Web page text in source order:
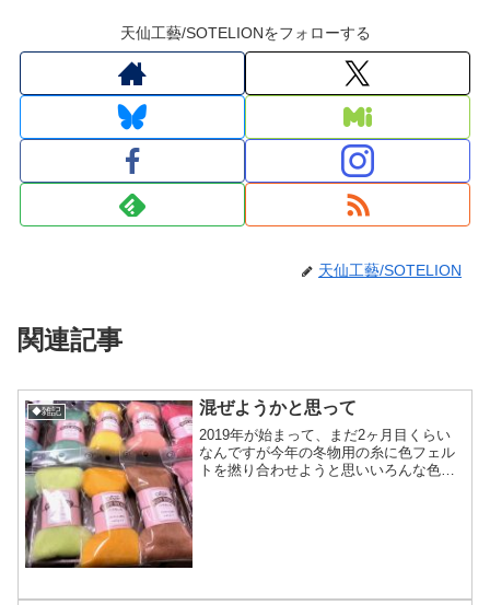
天仙工藝/SOTELIONをフォローする
天仙工藝/SOTELION
関連記事
◆雑記 混ぜようかと思って
2019年が始まって、まだ2ヶ月目くらい
なんですが今年の冬物用の糸に色フェル
トを撚り合わせようと思いいろんな色の